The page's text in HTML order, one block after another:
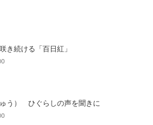
き続ける「百日紅」
う） ひぐらしの声を聞きに